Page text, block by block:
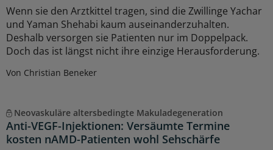
Wenn sie den Arztkittel tragen, sind die Zwillinge Yachar
und Yaman Shehabi kaum auseinanderzuhalten.
Deshalb versorgen sie Patienten nur im Doppelpack.
Doch das ist längst nicht ihre einzige Herausforderung.
Von Christian Beneker
Neovaskuläre altersbedingte Makuladegeneration
Anti-VEGF-Injektionen: Versäumte Termine
kosten nAMD-Patienten wohl Sehschärfe